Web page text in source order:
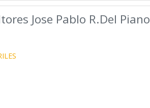
Jose Pablo R.Del Piano